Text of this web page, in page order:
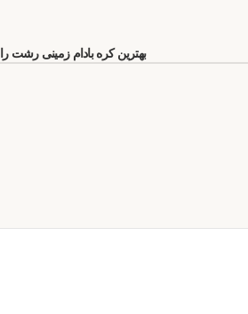
بهترین کره بادام زمینی رشت